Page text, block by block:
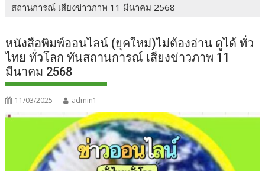
สถานการณ์ เสียงข่าวภาพ 11 มีนาคม 2568
หนังสือพิมพ์ออนไลน์ (ยุคใหม่)ไม่ต้องอ่าน ดูได้ ทั่ว
ไทย ทั่วโลก ทันสถานการณ์ เสียงข่าวภาพ 11
มีนาคม 2568
11/03/2025 admin1